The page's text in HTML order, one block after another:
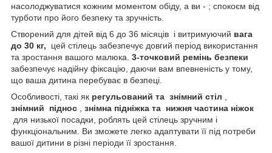
насолоджуватися кожним моментом обіду, а ви - ; спокоєм від
турботи про його безпеку та зручність.
Створений для дітей від 6 до 36 місяців і витримуючий вага
до 30 кг, цей стілець забезпечує довгий період використання
та зростання вашого малюка. 3-точковий ремінь безпеки
забезпечує надійну фіксацію, даючи вам впевненість у тому,
що ваша дитина перебуває в безпеці.
Особливості, такі як регульований та знімний стіл
знімний
піднос знімна підніжка та нижня частина ніжок
для низької посадки, роблять цей стілець зручним і
функціональним. Ви зможете легко адаптувати її під потреби
вашої дитини в різні періоди її зростання.